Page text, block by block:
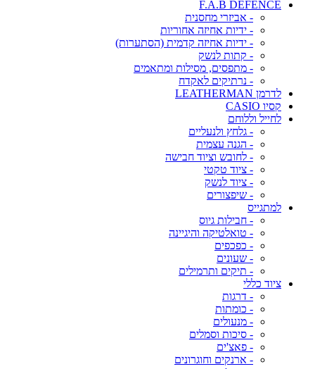
F.A.B DEFENCE
- אביזרי מחסנית
- ידיות אחיזה אחוריות
- ידיות אחיזה קדמית (הסתערות)
- קתות לנשק
- מתפסים, מסילות ומתאמים
- נרתיקים לאקדח
לדרמן LEATHERMAN
קסיו CASIO
לחייל וללוחם
- גלחץ ולנעליים
- הגנה עצמית
- לחובש וציוד חבישה
- ציוד טקטי
- ציוד לנשק
- שיפצורים
למתגייס
- חבילות גיוס
- טואלטיקה והיגיינה
- כפכפים
- שעונים
- תיקים ותרמילים
ציוד כללי
- דרגות
- כומתות
- מנעולים
- סיכות וסמלים
- פאצ'ים
- ארנקים וחוגרונים